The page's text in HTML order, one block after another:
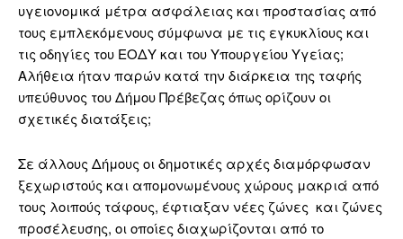
υγειονομικά μέτρα ασφάλειας και προστασίας από
τους εμπλεκόμενους σύμφωνα με τις εγκυκλίους και
τις οδηγίες του ΕΟΔΥ και του Υπουργείου Υγείας;
Αλήθεια ήταν παρών κατά την διάρκεια της ταφής
υπεύθυνος του Δήμου Πρέβεζας όπως ορίζουν οι
σχετικές διατάξεις;
Σε άλλους Δήμους οι δημοτικές αρχές διαμόρφωσαν
ξεχωριστούς και απομονωμένους χώρους μακριά από
τους λοιπούς τάφους, έφτιαξαν νέες ζώνες και ζώνες
προσέλευσης, οι οποίες διαχωρίζονται από το